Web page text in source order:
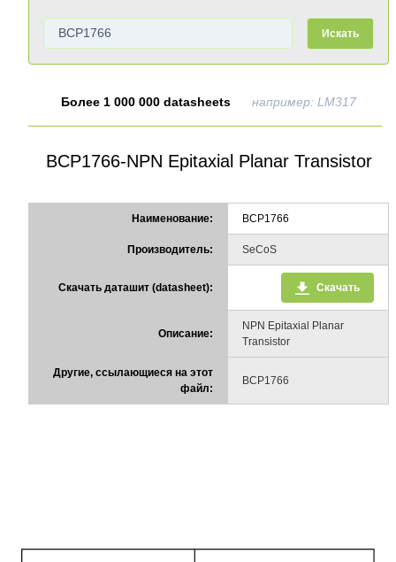
Искать
Более 1 000 000 datasheets например: LM317
BCP1766-NPN Epitaxial Planar Transistor
Наименование: BCP1766
Производитель: SeCoS
Скачать даташит (datasheet): Скачать
Описание:
NPN Epitaxial Planar
Transistor
Другие, ссылающиеся на этот
файл:
BCP1766